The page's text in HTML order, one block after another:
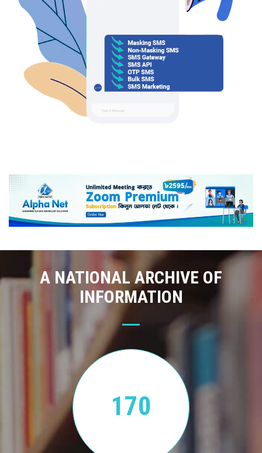
A NATIONAL ARCHIVE OF
INFORMATION
170